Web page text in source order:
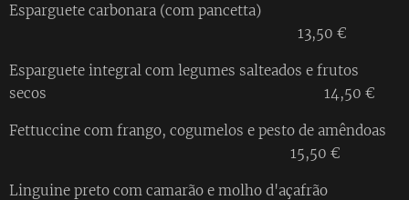
Esparguete carbonara (com pancetta)
13,50 €
Esparguete integral com legumes salteados e frutos
secos 14,50 €
Fettuccine com frango, cogumelos e pesto de amêndoas
15,50 €
Linguine preto com camarão e molho d'açafrão